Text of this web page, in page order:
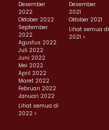
Desember
2022
Oktober 2022
September
2022
Agustus 2022
Juli 2022
Juni 2022
Mei 2022
April 2022
Maret 2022
Februari 2022
Januari 2022
Lihat semua di
2022 >
Desember
2021
Oktober 2021
Lihat semua di
2021 >